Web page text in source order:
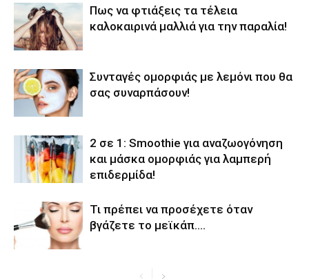
Πως να φτιάξεις τα τέλεια
καλοκαιρινά μαλλιά για την παραλία!
Συνταγές ομορφιάς με λεμόνι που θα
σας συναρπάσουν!
2 σε 1: Smoothie για αναζωογόνηση
και μάσκα ομορφιάς για λαμπερή
επιδερμίδα!
Τι πρέπει να προσέχετε όταν
βγάζετε το μεϊκάπ….